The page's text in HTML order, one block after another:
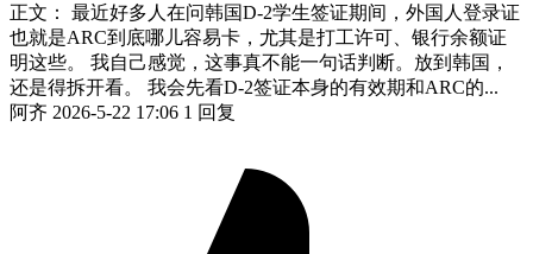
正文： 最近好多人在问韩国D-2学生签证期间，外国人登录证
也就是ARC到底哪儿容易卡，尤其是打工许可、银行余额证
明这些。 我自己感觉，这事真不能一句话判断。放到韩国，
还是得拆开看。 我会先看D-2签证本身的有效期和ARC的...
阿齐 2026-5-22 17:06 1 回复